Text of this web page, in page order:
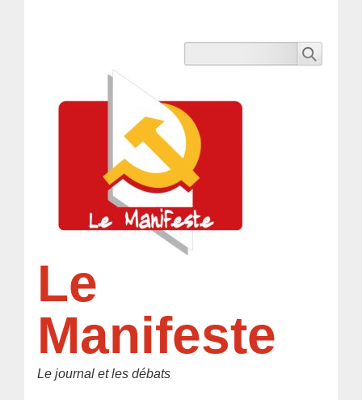
Le
Manifeste
Le journal et les débats